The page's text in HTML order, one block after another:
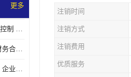
更多
并购企业纳税风险管理控制 企业纳税风险管理控制 如何操作
福田区财务合规 公司财务合规 如何处理实现税务*风险
龙华区财务规范化操作 企业纳税风险管理控制 操作起来简单易行
注销时间
注销方式
注销费用
优质服务